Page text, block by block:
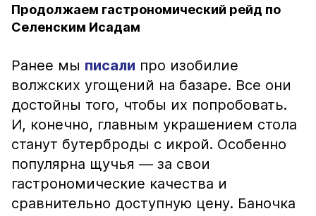
Продолжаем гастрономический рейд по
Селенским Исадам
Ранее мы писали про изобилие
волжских угощений на базаре. Все они
достойны того, чтобы их попробовать.
И, конечно, главным украшением стола
станут бутерброды с икрой. Особенно
популярна щучья — за свои
гастрономические качества и
сравнительно доступную цену. Баночка